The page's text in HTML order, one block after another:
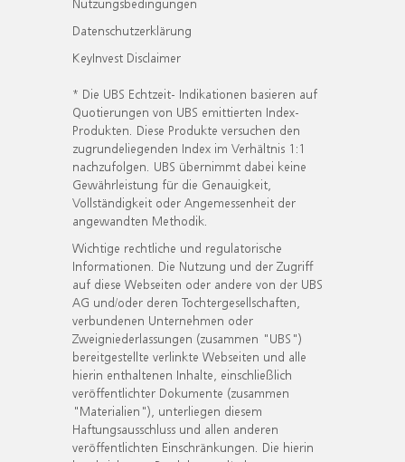
Datenschutzerklärung
KeyInvest Disclaimer
* Die UBS Echtzeit- Indikationen basieren auf
Quotierungen von UBS emittierten Index-
Produkten. Diese Produkte versuchen den
zugrundeliegenden Index im Verhältnis 1:1
nachzufolgen. UBS übernimmt dabei keine
Gewährleistung für die Genauigkeit,
Vollständigkeit oder Angemessenheit der
angewandten Methodik.
Wichtige rechtliche und regulatorische
Informationen. Die Nutzung und der Zugriff
auf diese Webseiten oder andere von der UBS
AG und/oder deren Tochtergesellschaften,
verbundenen Unternehmen oder
Zweigniederlassungen (zusammen "UBS")
bereitgestellte verlinkte Webseiten und alle
hierin enthaltenen Inhalte, einschließlich
veröffentlichter Dokumente (zusammen
"Materialien"), unterliegen diesem
Haftungsausschluss und allen anderen
veröffentlichten Einschränkungen. Die hierin